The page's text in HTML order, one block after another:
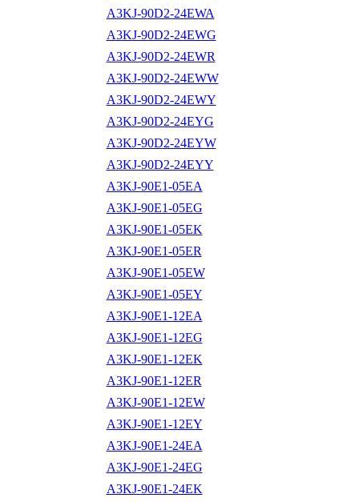
A3KJ-90D2-24EWA
A3KJ-90D2-24EWG
A3KJ-90D2-24EWR
A3KJ-90D2-24EWW
A3KJ-90D2-24EWY
A3KJ-90D2-24EYG
A3KJ-90D2-24EYW
A3KJ-90D2-24EYY
A3KJ-90E1-05EA
A3KJ-90E1-05EG
A3KJ-90E1-05EK
A3KJ-90E1-05ER
A3KJ-90E1-05EW
A3KJ-90E1-05EY
A3KJ-90E1-12EA
A3KJ-90E1-12EG
A3KJ-90E1-12EK
A3KJ-90E1-12ER
A3KJ-90E1-12EW
A3KJ-90E1-12EY
A3KJ-90E1-24EA
A3KJ-90E1-24EG
A3KJ-90E1-24EK